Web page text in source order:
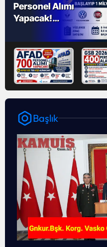
Personel Alımı
Yapacak!
Başvurular Başladı
Başlık